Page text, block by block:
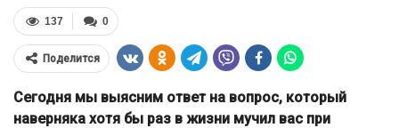
0
137
Поделится
Сегодня мы выясним ответ на вопрос, который
наверняка хотя бы раз в жизни мучил вас при